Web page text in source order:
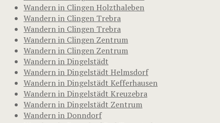
Wandern in Clingen Holzthaleben
Wandern in Clingen Trebra
Wandern in Clingen Trebra
Wandern in Clingen Zentrum
Wandern in Clingen Zentrum
Wandern in Dingelstädt
Wandern in Dingelstädt Helmsdorf
Wandern in Dingelstädt Kefferhausen
Wandern in Dingelstädt Kreuzebra
Wandern in Dingelstädt Zentrum
Wandern in Donndorf